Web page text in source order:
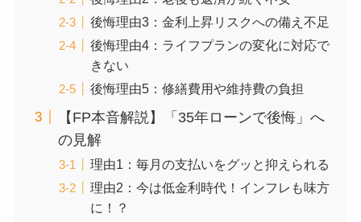
後悔理由3：金利上昇リスクへの備え不足
後悔理由4：ライフプランの変化に対応で
きない
後悔理由5：修繕費用や維持費の負担
【FP本音解説】「35年ローンで後悔」へ
の見解
理由1：毎月の支払いをグッと抑えられる
理由2：今は低金利時代！インフレも味方
に！？